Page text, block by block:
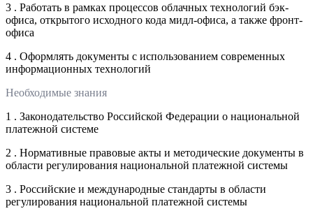
3 . Работать в рамках процессов облачных технологий бэк-
офиса, открытого исходного кода мидл-офиса, а также фронт-
офиса
4 . Оформлять документы с использованием современных
информационных технологий
Необходимые знания
1 . Законодательство Российской Федерации о национальной
платежной системе
2 . Нормативные правовые акты и методические документы в
области регулирования национальной платежной системы
3 . Российские и международные стандарты в области
регулирования национальной платежной системы